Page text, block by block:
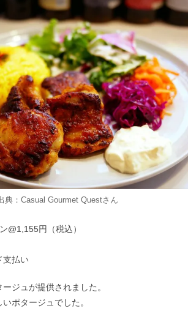
： Casual Gourmet Questさん
@1,155円（税込）
支払い
ジュが提供されました。
ポタージュでした。